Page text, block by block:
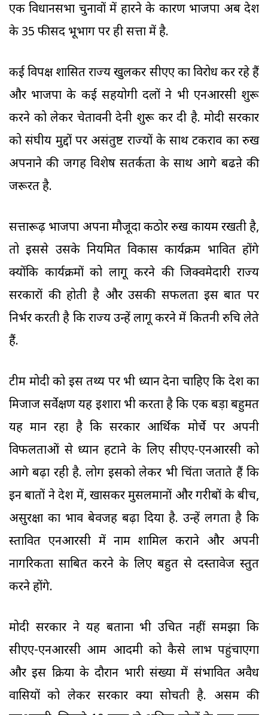
एक विधानसभा चुनावों में हारने के कारण भाजपा अब देश
के 35 फीसद भूभाग पर ही सत्ता में है.
कई विपक्ष शासित राज्य खुलकर सीएए का विरोध कर रहे हैं
और भाजपा के कई सहयोगी दलों ने भी एनआरसी शुरू
करने को लेकर चेतावनी देनी शुरू कर दी है. मोदी सरकार
को संघीय मुद्दों पर असंतुष्ट राज्यों के साथ टकराव का रुख
अपनाने की जगह विशेष सतर्कता के साथ आगे बढऩे की
जरूरत है.
सत्तारूढ़ भाजपा अपना मौजूदा कठोर रुख कायम रखती है,
तो इससे उसके नियमित विकास कार्यक्रम प्रभावित होंगे
क्योंकि कार्यक्रमों को लागू करने की जिक्वमेदारी राज्य
सरकारों की होती है और उसकी सफलता इस बात पर
निर्भर करती है कि राज्य उन्हें लागू करने में कितनी रुचि लेते
हैं.
टीम मोदी को इस तथ्य पर भी ध्यान देना चाहिए कि देश का
मिजाज सर्वेक्षण यह इशारा भी करता है कि एक बड़ा बहुमत
यह मान रहा है कि सरकार आर्थिक मोर्चे पर अपनी
विफलताओं से ध्यान हटाने के लिए सीएए-एनआरसी को
आगे बढ़ा रही है. लोग इसको लेकर भी चिंता जताते हैं कि
इन बातों ने देश में, खासकर मुसलमानों और गरीबों के बीच,
असुरक्षा का भाव बेवजह बढ़ा दिया है. उन्हें लगता है कि
प्रस्तावित एनआरसी में नाम शामिल कराने और अपनी
नागरिकता साबित करने के लिए बहुत से दस्तावेज प्रस्तुत
करने होंगे.
मोदी सरकार ने यह बताना भी उचित नहीं समझा कि
सीएए-एनआरसी आम आदमी को कैसे लाभ पहुंचाएगा
और इस प्रक्रिया के दौरान भारी संख्या में संभावित अवैध
प्रवासियों को लेकर सरकार क्या सोचती है. असम की